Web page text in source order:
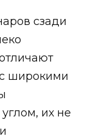
сзади
широкими
их не